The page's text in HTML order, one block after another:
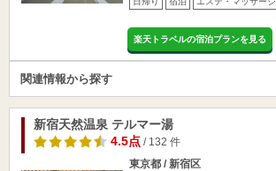
楽天トラベルの宿泊プランを見る
関連情報から探す
新宿天然温泉 テルマー湯
4.5点/ 132 件
東京都 / 新宿区